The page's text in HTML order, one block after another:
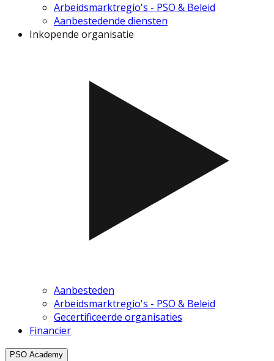
Arbeidsmarktregio's - PSO & Beleid
Aanbestedende diensten
Inkopende organisatie
Aanbesteden
Arbeidsmarktregio's - PSO & Beleid
Gecertificeerde organisaties
Financier
PSO Academy